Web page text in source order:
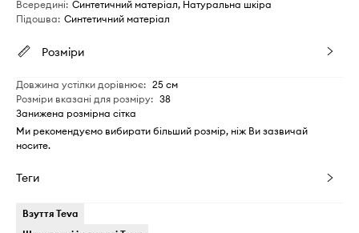
Всередині: Синтетичний матеріал, Натуральна шкіра
Підошва: Синтетичний матеріал
Розміри
Довжина устілки дорівнює: 25 см
Розміри вказані для розміру: 38
Занижена розмірна сітка
Ми рекомендуємо вибирати більший розмір, ніж Ви зазвичай
носите.
Теги
Взуття Teva